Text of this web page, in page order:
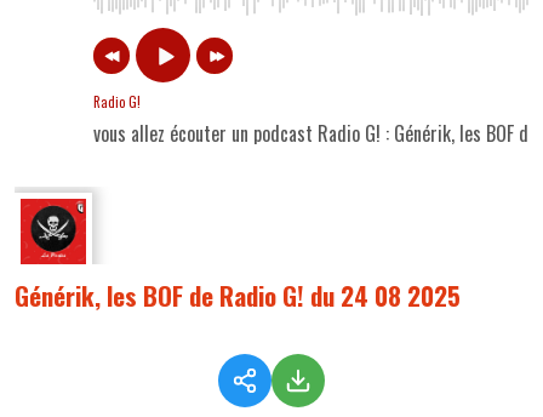
Radio G!
vous allez écouter un podcast Radio G! : Générik, les BOF
Générik, les BOF de Radio G! du 24 08 2025